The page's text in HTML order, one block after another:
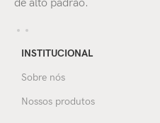
de alto padrão.
INSTITUCIONAL
Sobre nós
Nossos produtos